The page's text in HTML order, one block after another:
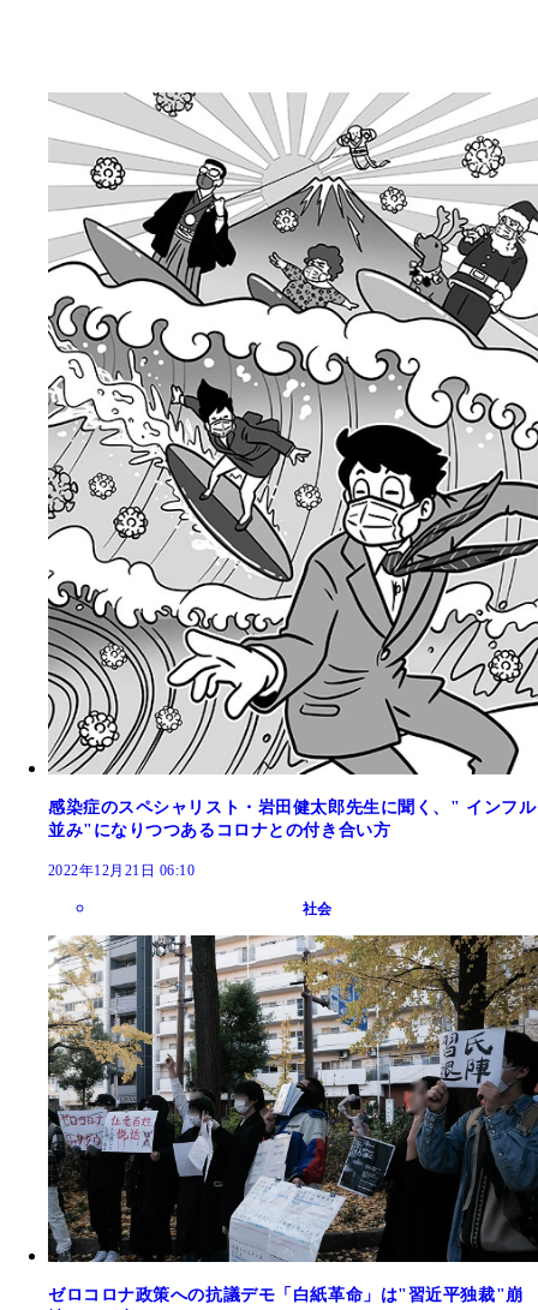
感染症のスペシャリスト・岩田健太郎先生に聞く、" インフル
並み"になりつつあるコロナとの付き合い方
2022年12月21日 06:10
社会
ゼロコロナ政策への抗議デモ「白紙革命」は"習近平独裁"崩